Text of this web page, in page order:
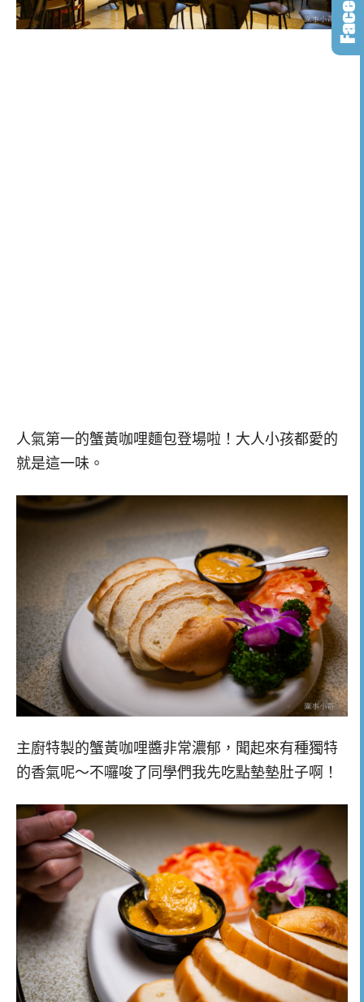
人氣第一的蟹黃咖哩麵包登場啦！大人小孩都愛的
就是這一味。
主廚特製的蟹黃咖哩醬非常濃郁，聞起來有種獨特
的香氣呢～不囉唆了同學們我先吃點墊墊肚子啊！